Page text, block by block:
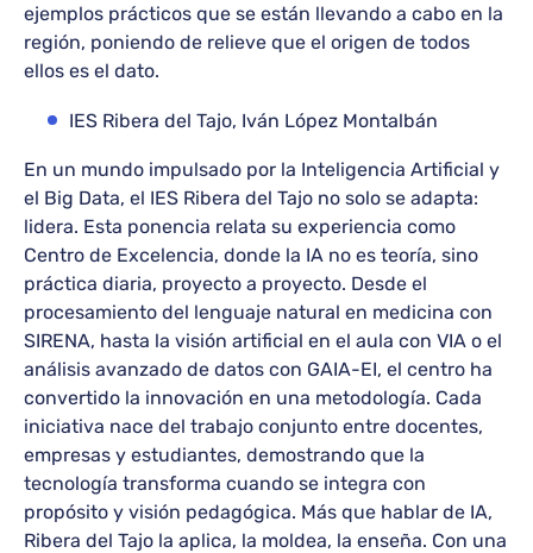
ejemplos prácticos que se están llevando a cabo en la
región, poniendo de relieve que el origen de todos
ellos es el dato.
IES Ribera del Tajo, Iván López Montalbán
En un mundo impulsado por la Inteligencia Artificial y
el Big Data, el IES Ribera del Tajo no solo se adapta:
lidera. Esta ponencia relata su experiencia como
Centro de Excelencia, donde la IA no es teoría, sino
práctica diaria, proyecto a proyecto. Desde el
procesamiento del lenguaje natural en medicina con
SIRENA, hasta la visión artificial en el aula con VIA o el
análisis avanzado de datos con GAIA-EI, el centro ha
convertido la innovación en una metodología. Cada
iniciativa nace del trabajo conjunto entre docentes,
empresas y estudiantes, demostrando que la
tecnología transforma cuando se integra con
propósito y visión pedagógica. Más que hablar de IA,
Ribera del Tajo la aplica, la moldea, la enseña. Con una